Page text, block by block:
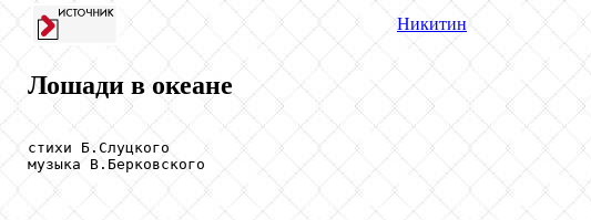
Никитин
Лошади в океане
стихи Б.Слуцкого
музыка В.Берковского